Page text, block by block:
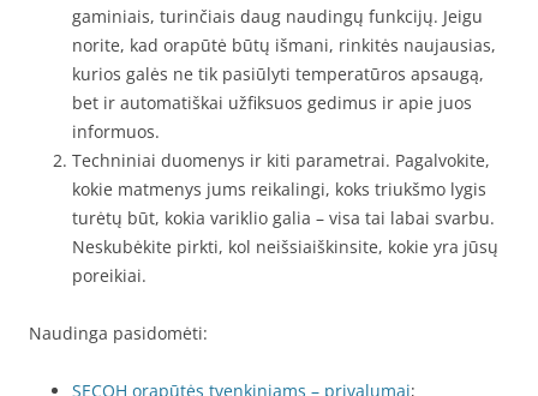
gaminiais, turinčiais daug naudingų funkcijų. Jeigu
norite, kad orapūtė būtų išmani, rinkitės naujausias,
kurios galės ne tik pasiūlyti temperatūros apsaugą,
bet ir automatiškai užfiksuos gedimus ir apie juos
informuos.
Techniniai duomenys ir kiti parametrai. Pagalvokite,
kokie matmenys jums reikalingi, koks triukšmo lygis
turėtų būt, kokia variklio galia – visa tai labai svarbu.
Neskubėkite pirkti, kol neišsiaiškinsite, kokie yra jūsų
poreikiai.
Naudinga pasidomėti:
SECOH orapūtės tvenkiniams – privalumai;